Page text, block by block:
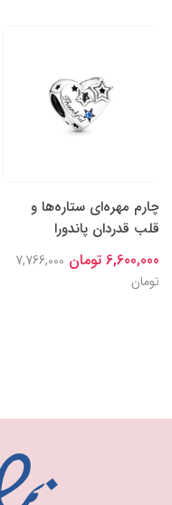
چارم مهره‌ای ستاره‌ها و
قلب قدردان پاندورا
6,600,000 تومان
7,766,000
تومان